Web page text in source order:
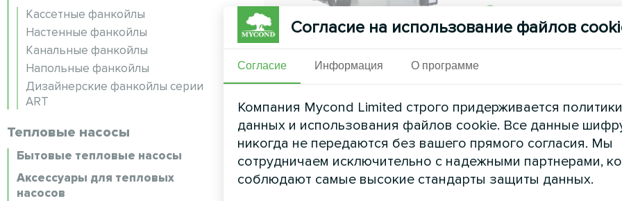
Кассетные фанкойлы
Настенные фанкойлы
Канальные фанкойлы
Напольные фанкойлы
Дизайнерские фанкойлы серии
ART
Тепловые насосы
Бытовые тепловые насосы
Аксессуары для тепловых
насосов
Согласие на использование файлов
Согласие Информация О программе
Компания Mycond Limited строго придерживается
данных и использования файлов cookie. Все данные
никогда не передаются без вашего прямого согласия. Мы
сотрудничаем исключительно с надежными партнерами,
соблюдают самые высокие стандарты защиты данных.